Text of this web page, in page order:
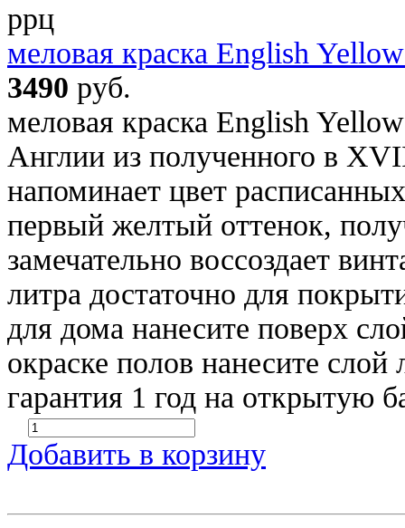
ррц
меловая краска English
3490 руб.
меловая краска English
Англии из полученного в
напоминает цвет
первый желтый оттенок,
замечательно воссоздает
литра достаточно для
для дома нанесите поверх
окраске полов нанесите
гарантия 1 год на открытую
Добавить в корзину